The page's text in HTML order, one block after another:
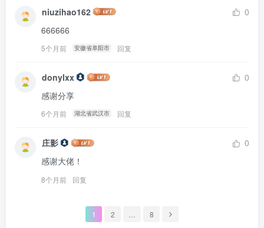
niuzihao162
0
666666
5个月前 安徽省阜阳市 回复
donylxx
0
感谢分享
6个月前 湖北省武汉市 回复
庄影
0
感谢大佬！
8个月前 回复
1 2 8